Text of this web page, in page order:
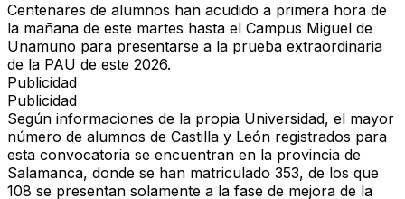
Centenares de alumnos han acudido a primera hora de
la mañana de este martes hasta el Campus Miguel de
Unamuno para presentarse a la prueba extraordinaria
de la PAU de este 2026.
Publicidad
Publicidad
Según informaciones de la propia Universidad, el mayor
número de alumnos de Castilla y León registrados para
esta convocatoria se encuentran en la provincia de
Salamanca, donde se han matriculado 353, de los que
108 se presentan solamente a la fase de mejora de la